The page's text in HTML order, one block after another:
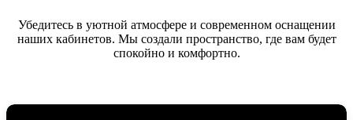
Убедитесь в уютной атмосфере и современном оснащении
наших кабинетов. Мы создали пространство, где вам будет
спокойно и комфортно.